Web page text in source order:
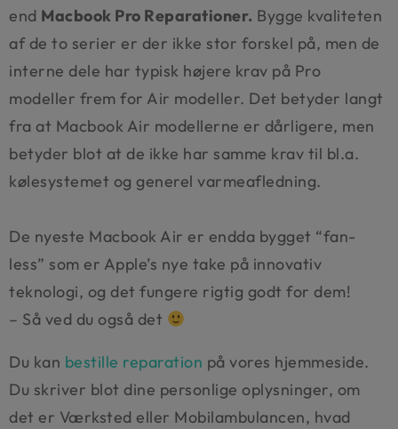
end Macbook Pro Reparationer. Bygge kvaliteten
af de to serier er der ikke stor forskel på, men de
interne dele har typisk højere krav på Pro
modeller frem for Air modeller. Det betyder langt
fra at Macbook Air modellerne er dårligere, men
betyder blot at de ikke har samme krav til bl.a.
kølesystemet og generel varmeafledning.
De nyeste Macbook Air er endda bygget “fan-
less” som er Apple’s nye take på innovativ
teknologi, og det fungere rigtig godt for dem!
– Så ved du også det
Du kan bestille reparation på vores hjemmeside.
Du skriver blot dine personlige oplysninger, om
det er Værksted eller Mobilambulancen, hvad